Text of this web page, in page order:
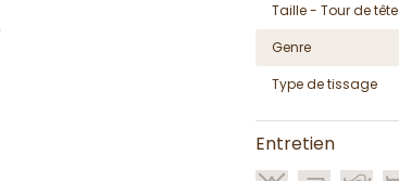
Taille - Tour de tête
Genre
Type de tissage
Entretien